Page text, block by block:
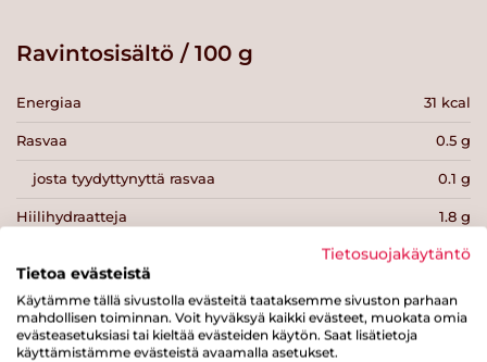
Ravintosisältö / 100 g
Energiaa 31 kcal
Rasvaa 0.5 g
josta tyydyttynyttä rasvaa 0.1 g
Hiilihydraatteja 1.8 g
0.5 g
Kuitua
Proteiinia
Tietosuojakäytäntö
Tietoa evästeistä
Käytämme tällä sivustolla evästeitä taataksemme sivuston parhaan
mahdollisen toiminnan. Voit hyväksyä kaikki evästeet, muokata omia
evästeasetuksiasi tai kieltää evästeiden käytön. Saat lisätietoja
käyttämistämme evästeistä avaamalla asetukset.